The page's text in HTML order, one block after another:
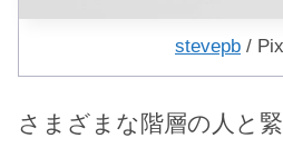
stevepb /
さまざまな階層の人と